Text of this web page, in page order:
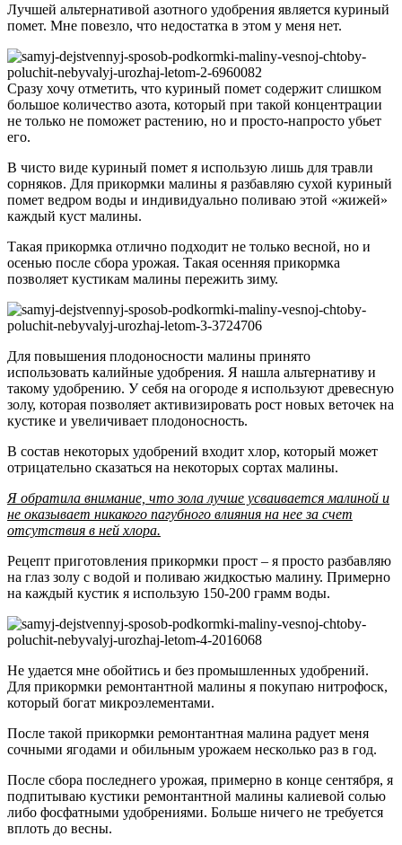
Лучшей альтернативой азотного удобрения является куриный
помет. Мне повезло, что недостатка в этом у меня нет.
Сразу хочу отметить, что куриный помет содержит слишком
большое количество азота, который при такой концентрации
не только не поможет растению, но и просто-напросто убьет
его.
В чисто виде куриный помет я использую лишь для травли
сорняков. Для прикормки малины я разбавляю сухой куриный
помет ведром воды и индивидуально поливаю этой «жижей»
каждый куст малины.
Такая прикормка отлично подходит не только весной, но и
осенью после сбора урожая. Такая осенняя прикормка
позволяет кустикам малины пережить зиму.
Для повышения плодоносности малины принято
использовать калийные удобрения. Я нашла альтернативу и
такому удобрению. У себя на огороде я используют древесную
золу, которая позволяет активизировать рост новых веточек на
кустике и увеличивает плодоносность.
В состав некоторых удобрений входит хлор, который может
отрицательно сказаться на некоторых сортах малины.
Я обратила внимание, что зола лучше усваивается малиной и
не оказывает никакого пагубного влияния на нее за счет
отсутствия в ней хлора.
Рецепт приготовления прикормки прост – я просто разбавляю
на глаз золу с водой и поливаю жидкостью малину. Примерно
на каждый кустик я использую 150-200 грамм воды.
Не удается мне обойтись и без промышленных удобрений.
Для прикормки ремонтантной малины я покупаю нитрофоск,
который богат микроэлементами.
После такой прикормки ремонтантная малина радует меня
сочными ягодами и обильным урожаем несколько раз в год.
После сбора последнего урожая, примерно в конце сентября, я
подпитываю кустики ремонтантной малины калиевой солью
либо фосфатными удобрениями. Больше ничего не требуется
вплоть до весны.